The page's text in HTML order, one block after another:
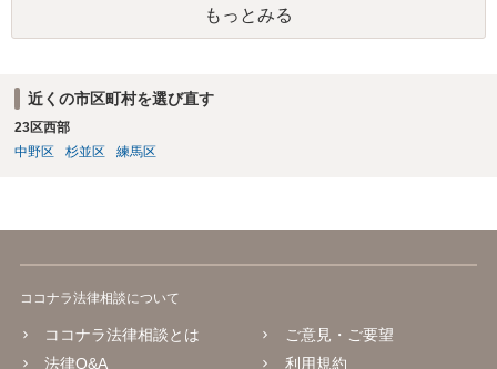
もっとみる
近くの市区町村を選び直す
23区西部
中野区
杉並区 練馬区
ココナラ法律相談について
ココナラ法律相談とは
法律Q&A
ご意見・ご要望
利用規約